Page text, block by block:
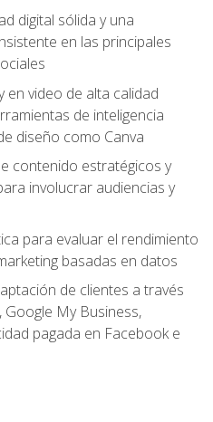
digital sólida y una
en las principales
en video de alta calidad
de inteligencia
diseño como Canva
contenido estratégicos y
involucrar audiencias y
para evaluar el rendimiento
basadas en datos
de clientes a través
Google My Business,
pagada en Facebook e